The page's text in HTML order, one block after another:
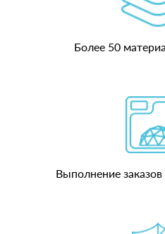
Более 50
Выполнение